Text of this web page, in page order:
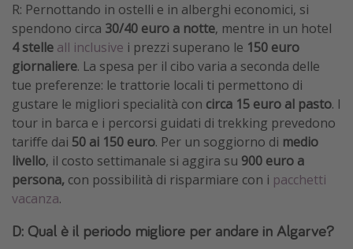
R: Pernottando in ostelli e in alberghi economici, si
spendono circa 30/40 euro a notte, mentre in un hotel
4 stelle all inclusive i prezzi superano le 150 euro
giornaliere. La spesa per il cibo varia a seconda delle
tue preferenze: le trattorie locali ti permettono di
gustare le migliori specialità con circa 15 euro al pasto. I
tour in barca e i percorsi guidati di trekking prevedono
tariffe dai 50 ai 150 euro. Per un soggiorno di medio
livello, il costo settimanale si aggira su 900 euro a
persona, con possibilità di risparmiare con i pacchetti
vacanza.
D: Qual è il periodo migliore per andare in Algarve?